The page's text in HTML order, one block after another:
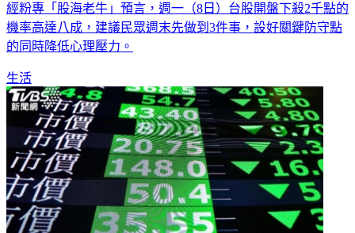
經粉專「股海老牛」預言，週一（8日）台股開盤下殺2千點的
機率高達八成，建議民眾週末先做到3件事，設好關鍵防守點
的同時降低心理壓力。
生活